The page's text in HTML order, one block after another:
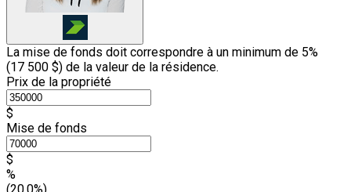
La mise de fonds doit correspondre à un minimum de 5%
(17 500 $) de la valeur de la résidence.
Prix de la propriété
$
Mise de fonds
$
%